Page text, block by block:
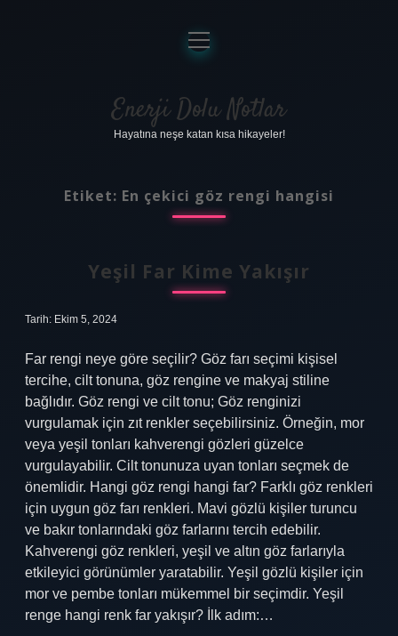
Anasayfa
Gizlilik Politikası
Yasal Uyarı
menüyü
aç
Enerji Dolu Notlar
Hayatına neşe katan kısa hikayeler!
Etiket: En çekici göz rengi hangisi
Yeşil Far Kime Yakışır
Tarih: Ekim 5, 2024
Far rengi neye göre seçilir? Göz farı seçimi kişisel
tercihe, cilt tonuna, göz rengine ve makyaj stiline
bağlıdır. Göz rengi ve cilt tonu; Göz renginizi
vurgulamak için zıt renkler seçebilirsiniz. Örneğin, mor
veya yeşil tonları kahverengi gözleri güzelce
vurgulayabilir. Cilt tonunuza uyan tonları seçmek de
önemlidir. Hangi göz rengi hangi far? Farklı göz renkleri
için uygun göz farı renkleri. Mavi gözlü kişiler turuncu
ve bakır tonlarındaki göz farlarını tercih edebilir.
Kahverengi göz renkleri, yeşil ve altın göz farlarıyla
etkileyici görünümler yaratabilir. Yeşil gözlü kişiler için
mor ve pembe tonları mükemmel bir seçimdir. Yeşil
renge hangi renk far yakışır? İlk adım:…